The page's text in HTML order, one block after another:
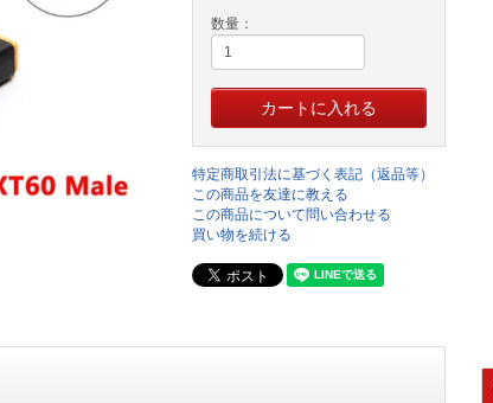
数量：
特定商取引法に基づく表記（返品等）
この商品を友達に教える
この商品について問い合わせる
買い物を続ける